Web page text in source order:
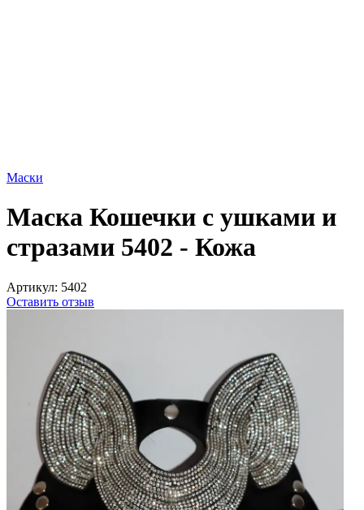
Маски
Маска Кошечки с ушками и
стразами 5402 - Кожа
Артикул: 5402
Оставить отзыв